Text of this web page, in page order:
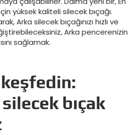
yüksek kaliteli silecek bıçağı.
Arka silecek bıçağınızı hızlı ve
Arka pencerenizin
sağlamak.
bıçak